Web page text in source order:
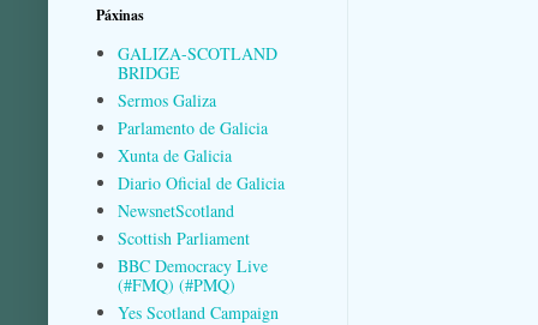
Páxinas
GALIZA-SCOTLAND
BRIDGE
Sermos Galiza
Parlamento de Galicia
Xunta de Galicia
Diario Oficial de Galicia
NewsnetScotland
Scottish Parliament
BBC Democracy Live
(#FMQ) (#PMQ)
Yes Scotland Campaign